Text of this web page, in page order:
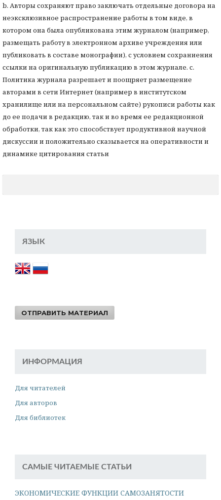
b. Авторы сохраняют право заключать отдельные договора на
неэксклюзивное распространение работы в том виде, в
котором она была опубликована этим журналом (например,
размещать работу в электронном архиве учреждения или
публиковать в составе монографии), с условием сохраниения
ссылки на оригинальную публикацию в этом журнале. с.
Политика журнала разрешает и поощряет размещение
авторами в сети Интернет (например в институтском
хранилище или на персональном сайте) рукописи работы как
до ее подачи в редакцию, так и во время ее редакционной
обработки, так как это способствует продуктивной научной
дискуссии и положительно сказывается на оперативности и
динамике цитирования статьи
ЯЗЫК
ОТПРАВИТЬ МАТЕРИАЛ
ИНФОРМАЦИЯ
Для читателей
Для авторов
Для библиотек
САМЫЕ ЧИТАЕМЫЕ СТАТЬИ
ЭКОНОМИЧЕСКИЕ ФУНКЦИИ САМОЗАНЯТОСТИ